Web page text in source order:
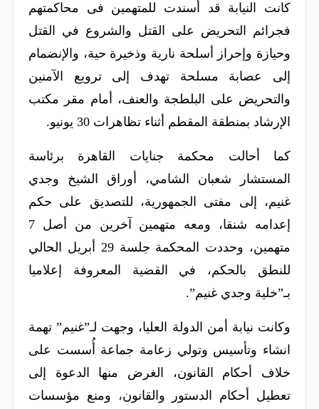
كانت النيابة قد أسندت للمتهمين فى محاكمتهم
فجرائم التحريض على القتل والشروع في القتل
وحيازة وإحراز أسلحة نارية وذخيرة حية، والإنضمام
إلى عصابة مسلحة تهدف إلى ترويع الآمنين
والتحريض على البلطجة والعنف، أمام مقر مكتب
الإرشاد بمنطقة المقطم أثناء تظاهرات 30 يونيو.
كما أحالت محكمة جنايات القاهرة برئاسة
المستشار شعبان الشامي، أوراق الشيخ وجدي
غنيم، إلى مفتى الجمهورية، للتصديق على حكم
إعدامه شنقا، ومعه متهمين آخرين من أصل 7
متهمين، وحددت المحكمة جلسة 29 أبريل الحالي
للنطق بالحكم، في القضية المعروفة إعلاميا
بـ”خلية وجدي غنيم”.
وكانت نيابة أمن الدولة العليا، وجهت لـ”غنيم” تهمة
انشاء وتأسيس وتولي زعامة جماعة أُسست على
خلاف أحكام القانون، الغرض منها الدعوة إلى
تعطيل أحكام الدستور والقانون، ومنع مؤسسات